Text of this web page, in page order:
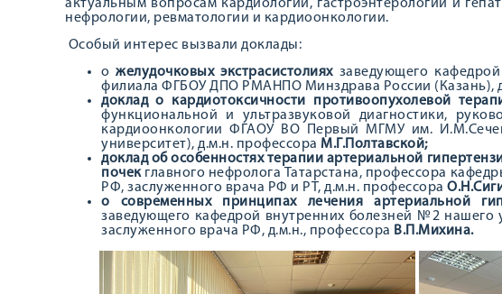
актуальным вопросам кардиологии, гастроэнтерологии и
нефрологии, ревматологии и кардиоонкологии.
Особый интерес вызвали доклады:
ожелудочковых экстрасистолиях заведующего
филиала ФГБОУ ДПО РМАНПО Минздрава России (Казань),
доклад о кардиотоксичности противоопухолевой
функциональной и ультразвуковой диагностики,
кардиоонкологии ФГАОУ ВО Первый МГМУ им.
университет), д.м.н. профессора М.Г.Полтавской;
доклад об особенностях терапии артериальной
почек главного нефролога Татарстана, профессора
РФ, заслуженного врача РФ и РТ, д.м.н. профессора
о современных принципах лечения артериальной
заведующего кафедрой внутренних болезней №2 нашего
заслуженного врача РФ, д.м.н., профессора В.П.Михина.